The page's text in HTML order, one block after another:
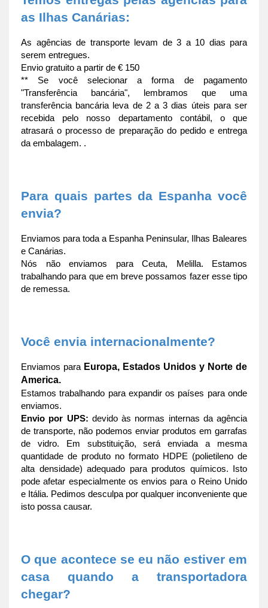
as Ilhas Canárias:
As agências de transporte levam de 3 a 10 dias para
serem entregues.
Envio gratuito a partir de € 150
** Se você selecionar a forma de pagamento
"Transferência bancária", lembramos que uma
transferência bancária leva de 2 a 3 dias úteis para ser
recebida pelo nosso departamento contábil, o que
atrasará o processo de preparação do pedido e entrega
da embalagem. .
Para quais partes da Espanha você
envia?
Enviamos para toda a Espanha Peninsular, Ilhas Baleares
e Canárias.
Nós não enviamos para Ceuta, Melilla. Estamos
trabalhando para que em breve possamos fazer esse tipo
de remessa.
Você envia internacionalmente?
Enviamos para Europa, Estados Unidos y Norte de
America.
Estamos trabalhando para expandir os países para onde
enviamos.
Envio por UPS: devido às normas internas da agência
de transporte, não podemos enviar produtos em garrafas
de vidro. Em substituição, será enviada a mesma
quantidade de produto no formato HDPE (polietileno de
alta densidade) adequado para produtos químicos. Isto
pode afetar especialmente os envios para o Reino Unido
e Itália. Pedimos desculpa por qualquer inconveniente que
isto possa causar.
O que acontece se eu não estiver em
casa quando a transportadora
chegar?